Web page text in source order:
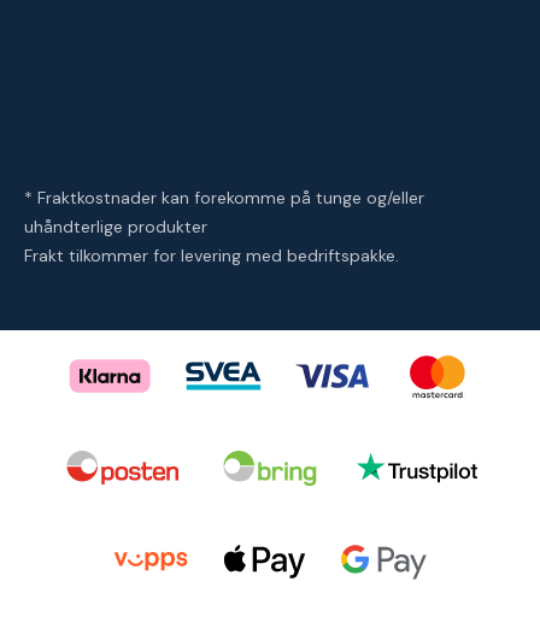
* Fraktkostnader kan forekomme på tunge og/eller
uhåndterlige produkter
Frakt tilkommer for levering med bedriftspakke.